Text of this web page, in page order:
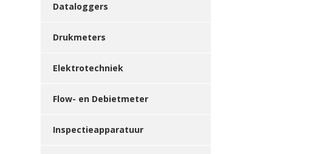
Dataloggers
Drukmeters
Elektrotechniek
Flow- en Debietmeter
Inspectieapparatuur